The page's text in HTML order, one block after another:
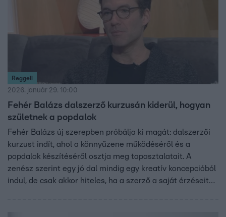
Reggeli
2026. január 29. 10:00
Fehér Balázs dalszerző kurzusán kiderül, hogyan
születnek a popdalok
Fehér Balázs új szerepben próbálja ki magát: dalszerzői
kurzust indít, ahol a könnyűzene működéséről és a
popdalok készítéséről osztja meg tapasztalatait. A
zenész szerint egy jó dal mindig egy kreatív koncepcióból
indul, de csak akkor hiteles, ha a szerző a saját érzéseit